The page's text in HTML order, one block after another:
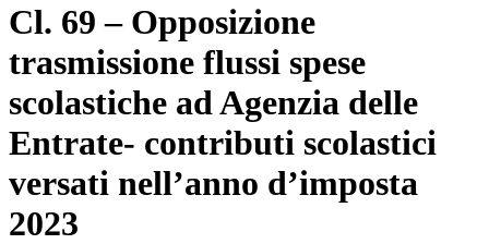
Cl. 69 – Opposizione
trasmissione flussi spese
scolastiche ad Agenzia delle
Entrate- contributi scolastici
versati nell’anno d’imposta
2023